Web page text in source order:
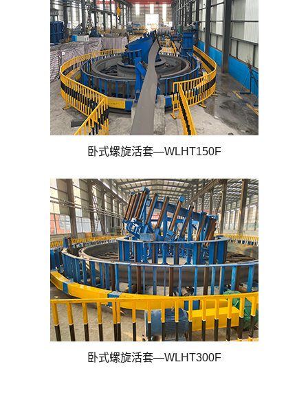
卧式螺旋活套—WLHT150F
卧式螺旋活套—WLHT300F